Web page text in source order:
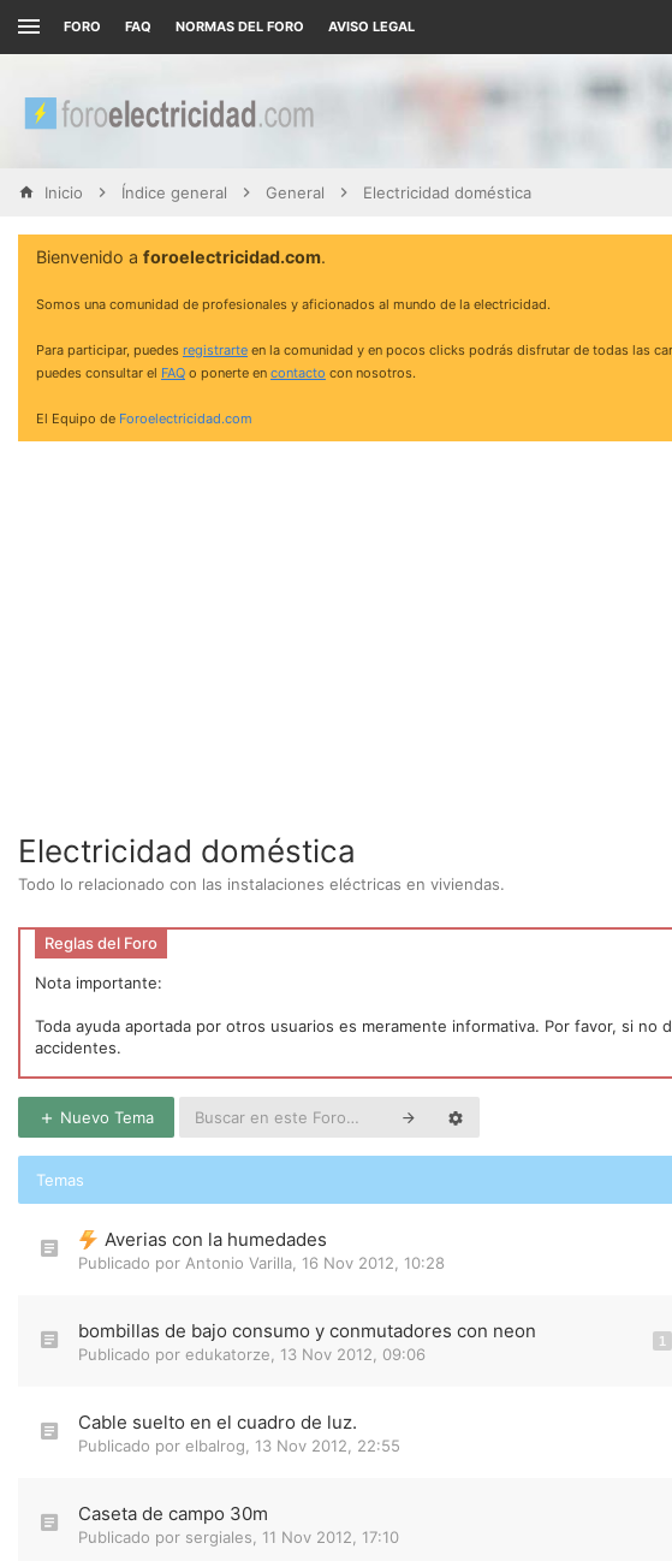
FORO FAQ NORMAS DEL FORO AVISO LEGAL
Inicio Índice general General Electricidad doméstica
Bienvenido a foroelectricidad.com.
Somos una comunidad de profesionales y aficionados al mundo de la electricidad.
Para participar, puedes registrarte en la comunidad y en pocos clicks podrás disfrutar de todas las
puedes consultar el FAQ o ponerte en contacto con nosotros.
El Equipo de Foroelectricidad.com
Electricidad doméstica
Todo lo relacionado con las instalaciones eléctricas en viviendas.
Reglas del Foro
Nota importante:
Toda ayuda aportada por otros usuarios es meramente informativa. Por favor, si
accidentes.
Nuevo Tema
Temas
Averias con la humedades
Publicado por Antonio Varilla 16 Nov 2012, 10:28
bombillas de bajo consumo y conmutadores con neon
Publicado por edukatorze 13 Nov 2012, 09:06
1
Cable suelto en el cuadro de luz.
Publicado por elbalrog 13 Nov 2012, 22:55
Caseta de campo 30m
Publicado por sergiales 11 Nov 2012, 17:10